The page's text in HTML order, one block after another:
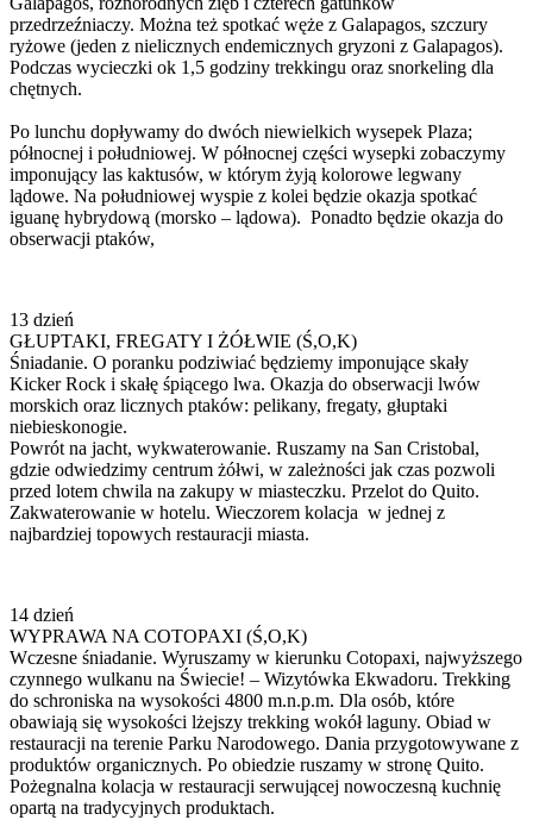
przedrzeźniaczy. Można też spotkać węże z Galapagos, szczury
ryżowe (jeden z nielicznych endemicznych gryzoni z Galapagos).
Podczas wycieczki ok 1,5 godziny trekkingu oraz snorkeling dla
chętnych.
Po lunchu dopływamy do dwóch niewielkich wysepek Plaza;
północnej i południowej. W północnej części wysepki zobaczymy
imponujący las kaktusów, w którym żyją kolorowe legwany
lądowe. Na południowej wyspie z kolei będzie okazja spotkać
iguanę hybrydową (morsko – lądowa). Ponadto będzie okazja do
obserwacji ptaków,
13 dzień
GŁUPTAKI, FREGATY I ŻÓŁWIE (Ś,O,K)
Śniadanie. O poranku podziwiać będziemy imponujące skały
Kicker Rock i skałę śpiącego lwa. Okazja do obserwacji lwów
morskich oraz licznych ptaków: pelikany, fregaty, głuptaki
niebieskonogie.
Powrót na jacht, wykwaterowanie. Ruszamy na San Cristobal,
gdzie odwiedzimy centrum żółwi, w zależności jak czas pozwoli
przed lotem chwila na zakupy w miasteczku. Przelot do Quito.
Zakwaterowanie w hotelu. Wieczorem kolacja w jednej z
najbardziej topowych restauracji miasta.
14 dzień
WYPRAWA NA COTOPAXI (Ś,O,K)
Wczesne śniadanie. Wyruszamy w kierunku Cotopaxi, najwyższego
czynnego wulkanu na Świecie! – Wizytówka Ekwadoru. Trekking
do schroniska na wysokości 4800 m.n.p.m. Dla osób, które
obawiają się wysokości lżejszy trekking wokół laguny. Obiad w
restauracji na terenie Parku Narodowego. Dania przygotowywane z
produktów organicznych. Po obiedzie ruszamy w stronę Quito.
Pożegnalna kolacja w restauracji serwującej nowoczesną kuchnię
opartą na tradycyjnych produktach.